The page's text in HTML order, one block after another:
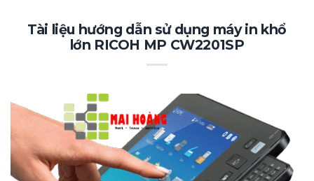
Tài liệu hướng dẫn sử dụng máy in khổ
lớn RICOH MP CW2201SP